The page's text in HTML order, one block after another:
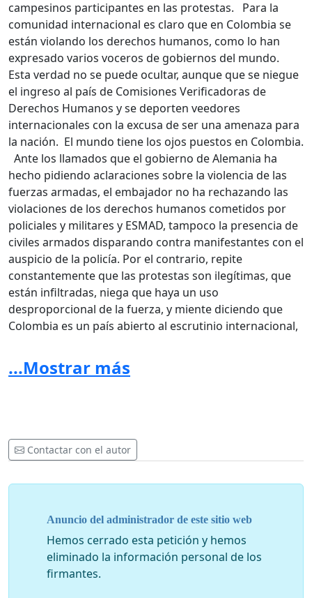
campesinos participantes en las protestas. Para la
comunidad internacional es claro que en Colombia se
están violando los derechos humanos, como lo han
expresado varios voceros de gobiernos del mundo.
Esta verdad no se puede ocultar, aunque que se niegue
el ingreso al país de Comisiones Verificadoras de
Derechos Humanos y se deporten veedores
internacionales con la excusa de ser una amenaza para
la nación. El mundo tiene los ojos puestos en Colombia.
Ante los llamados que el gobierno de Alemania ha
hecho pidiendo aclaraciones sobre la violencia de las
fuerzas armadas, el embajador no ha rechazando las
violaciones de los derechos humanos cometidos por
policiales y militares y ESMAD, tampoco la presencia de
civiles armados disparando contra manifestantes con el
auspicio de la policía. Por el contrario, repite
constantemente que las protestas son ilegítimas, que
están infiltradas, niega que haya un uso
desproporcional de la fuerza, y miente diciendo que
Colombia es un país abierto al escrutinio internacional,
comisiones de verificación para aclarar los hechos de
violencia. Nosotros y nosotras, las personas firmantes
Estado Social de Derecho, y no han cumplido el
mandato constitucional, y le ha mentido a la comunidad
...Mostrar más
Contactar con el autor
Anuncio del administrador de este sitio web
Hemos cerrado esta petición y hemos
eliminado la información personal de los
firmantes.